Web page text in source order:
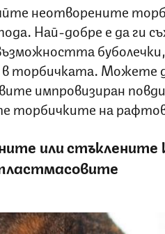
неотворените
Най-добре е да ги
торбичката. Можете
импровизиран
торбичките на
или стъклените